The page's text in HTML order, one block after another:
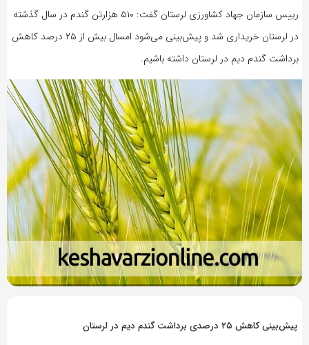
رییس سازمان جهاد کشاورزی لرستان گفت: ۵۱۰ هزارتن گندم در سال گذشته
در لرستان خریداری شد و پیش‌بینی می‌شود امسال بیش از ۲۵ درصد کاهش
برداشت گندم دیم در لرستان داشته‌ باشیم.
پیش‌بینی کاهش ۲۵ درصدی برداشت گندم دیم در لرستان